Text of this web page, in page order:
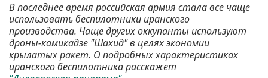
В последнее время российская армия стала все чаще
использовать беспилотники иранского
производства. Чаще других оккупанты используют
дроны-камикадзе "Шахид" в целях экономии
крылатых ракет. О подробных характеристиках
иранского беспилотника расскажет